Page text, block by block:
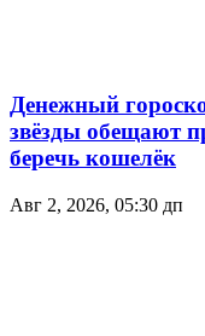
Денежный
звёзды обещают
беречь кошелёк
Авг 2, 2026, 05:30 дп